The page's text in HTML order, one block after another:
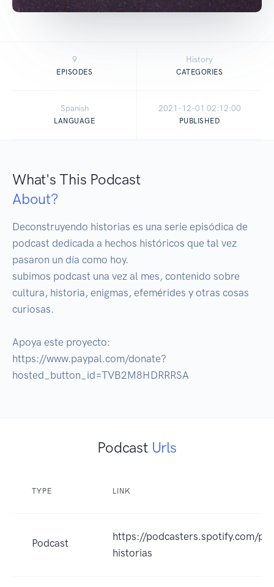
9
EPISODES
History
CATEGORIES
Spanish
LANGUAGE
2021-12-01 02:12:00
PUBLISHED
What's This Podcast
About?
Deconstruyendo historias es una serie episódica de
podcast dedicada a hechos históricos que tal vez
pasaron un día como hoy.
subimos podcast una vez al mes, contenido sobre
cultura, historia, enigmas, efemérides y otras cosas
curiosas.
Apoya este proyecto:
https://www.paypal.com/donate?
hosted_button_id=TVB2M8HDRRRSA
Podcast Urls
TYPE LINK
Podcast
https://podcasters.spotify.com/
historias